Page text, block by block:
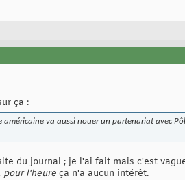
ça :
américaine va aussi nouer un partenariat avec
du journal ; je l'ai fait mais c'est
pour l'heure ça n'a aucun intérêt.